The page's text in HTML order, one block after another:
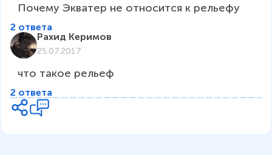
Почему Экватер не относится к рельефу
2 ответа
Рахид Керимов
25.07.2017
что такое рельеф
2 ответа